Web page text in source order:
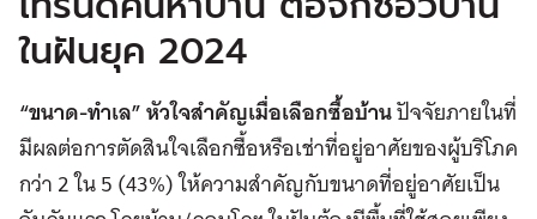
ในฝันยุค 2024
“ขนาด-ทำเล”หัวใจสำคัญเมื่อเลือกซื้อบ้านปัจจัยภายในที่
มีผลต่อการตัดสินใจเลือกซื้อหรือเช่าที่อยู่อาศัยของผู้บริโภค
กว่า 2 ใน 5 (43%) ให้ความสำคัญกับขนาดที่อยู่อาศัยเป็น